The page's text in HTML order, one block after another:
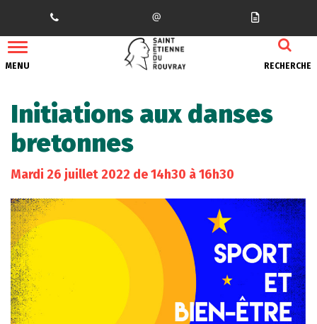
MENU RECHERCHE
Initiations aux danses
bretonnes
Mardi 26 juillet 2022 de 14h30 à 16h30